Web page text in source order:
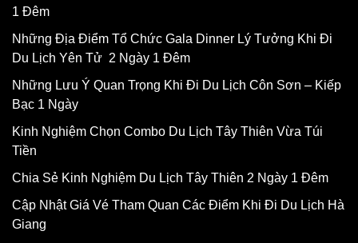
1 Đêm
Những Địa Điểm Tổ Chức Gala Dinner Lý Tưởng Khi Đi
Du Lịch Yên Tử 2 Ngày 1 Đêm
Những Lưu Ý Quan Trọng Khi Đi Du Lịch Côn Sơn – Kiếp
Bạc 1 Ngày
Kinh Nghiệm Chọn Combo Du Lịch Tây Thiên Vừa Túi
Tiền
Chia Sẻ Kinh Nghiệm Du Lịch Tây Thiên 2 Ngày 1 Đêm
Cập Nhật Giá Vé Tham Quan Các Điểm Khi Đi Du Lịch Hà
Giang